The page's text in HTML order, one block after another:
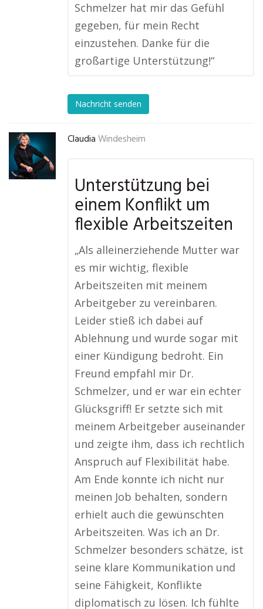
Schmelzer hat mir das Gefühl
gegeben, für mein Recht
einzustehen. Danke für die
großartige Unterstützung!“
Nachricht senden
Claudia Windesheim
Unterstützung bei
einem Konflikt um
flexible Arbeitszeiten
„Als alleinerziehende Mutter war
es mir wichtig, flexible
Arbeitszeiten mit meinem
Arbeitgeber zu vereinbaren.
Leider stieß ich dabei auf
Ablehnung und wurde sogar mit
einer Kündigung bedroht. Ein
Freund empfahl mir Dr.
Schmelzer, und er war ein echter
Glücksgriff! Er setzte sich mit
meinem Arbeitgeber auseinander
und zeigte ihm, dass ich rechtlich
Anspruch auf Flexibilität habe.
Am Ende konnte ich nicht nur
meinen Job behalten, sondern
erhielt auch die gewünschten
Arbeitszeiten. Was ich an Dr.
Schmelzer besonders schätze, ist
seine klare Kommunikation und
seine Fähigkeit, Konflikte
diplomatisch zu lösen. Ich fühlte